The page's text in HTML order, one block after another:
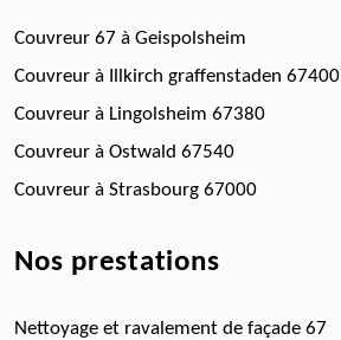
Couvreur 67 à Geispolsheim
Couvreur à Illkirch graffenstaden 67400
Couvreur à Lingolsheim 67380
Couvreur à Ostwald 67540
Couvreur à Strasbourg 67000
Nos prestations
Nettoyage et ravalement de façade 67